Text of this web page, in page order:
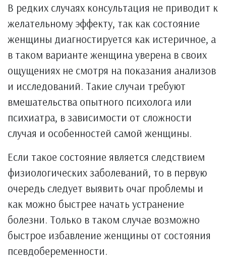
В редких случаях консультация не приводит к
желательному эффекту, так как состояние
женщины диагностируется как истеричное, а
в таком варианте женщина уверена в своих
ощущениях не смотря на показания анализов
и исследований. Такие случаи требуют
вмешательства опытного психолога или
психиатра, в зависимости от сложности
случая и особенностей самой женщины.
Если такое состояние является следствием
физиологических заболеваний, то в первую
очередь следует выявить очаг проблемы и
как можно быстрее начать устранение
болезни. Только в таком случае возможно
быстрое избавление женщины от состояния
псевдобеременности.